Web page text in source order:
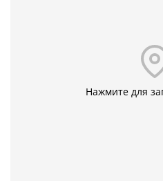
Нажмите для